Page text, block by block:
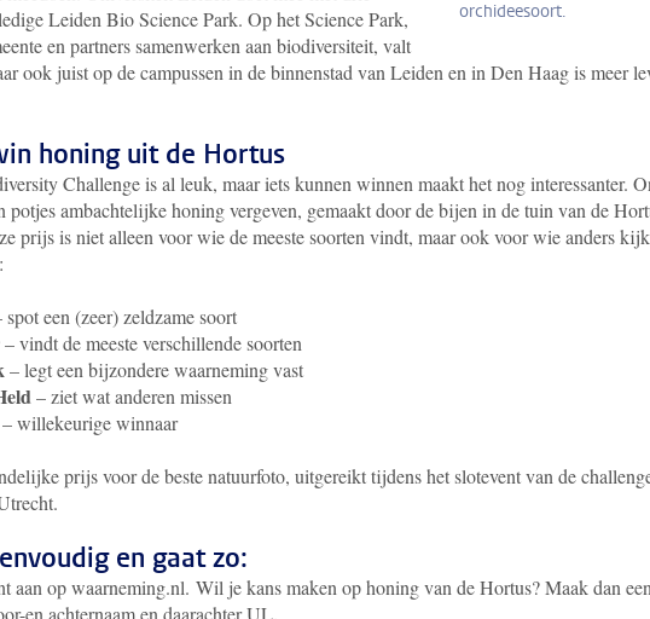
orchideesoort.
Leiden Bio Science Park. Ophet Science Park,
en partners samenwerken aan biodiversiteit, valt
ook juistop de campussen in de binnenstad van Leiden en in Den Haag is meer
honing uit de Hortus
Challenge is al leuk, maar iets kunnen winnen maakt het nog interessanter.
potjes ambachtelijke honing vergeven, gemaakt door de bijen in de tuin van de
prijs is niet alleen voor wie de meeste soorten vindt, maar ook voor wie anders
spot een (zeer) zeldzame soort
– vindt de meeste verschillende soorten
– legt een bijzondere waarneming vast
– ziet wat anderen missen
– willekeurige winnaar
prijs voor de beste natuurfoto, uitgereikt tijdens het slotevent van de
en gaat zo:
aan op waarneming.nl. Wil je kans maken op honing van de Hortus? Maak dan een
en achternaam en daarachter UL.